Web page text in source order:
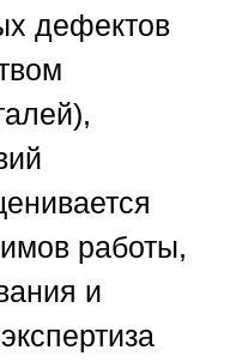
дефектов
работы,
и